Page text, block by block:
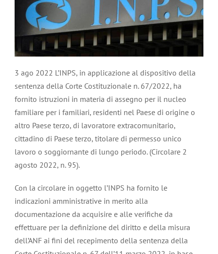
3 ago 2022 L’INPS, in applicazione al dispositivo della
sentenza della Corte Costituzionale n. 67/2022, ha
fornito istruzioni in materia di assegno per il nucleo
familiare per i familiari, residenti nel Paese di origine o
altro Paese terzo, di lavoratore extracomunitario,
cittadino di Paese terzo, titolare di permesso unico
lavoro o soggiornante di lungo periodo. (Circolare 2
agosto 2022, n. 95).
Con la circolare in oggetto l’INPS ha fornito le
indicazioni amministrative in merito alla
documentazione da acquisire e alle verifiche da
effettuare per la definizione del diritto e della misura
dell’ANF ai fini del recepimento della sentenza della